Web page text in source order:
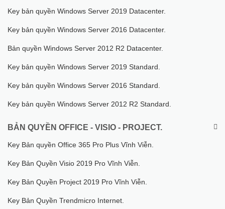
Key bản quyền Windows Server 2019 Datacenter.
Key bản quyền Windows Server 2016 Datacenter.
Bản quyền Windows Server 2012 R2 Datacenter.
Key bản quyền Windows Server 2019 Standard.
Key bản quyền Windows Server 2016 Standard.
Key bản quyền Windows Server 2012 R2 Standard.
BẢN QUYỀN OFFICE - VISIO - PROJECT.
Key Bản quyền Office 365 Pro Plus Vĩnh Viễn.
Key Bản Quyền Visio 2019 Pro Vĩnh Viễn.
Key Bản Quyền Project 2019 Pro Vĩnh Viễn.
Key Bản Quyền Trendmicro Internet.